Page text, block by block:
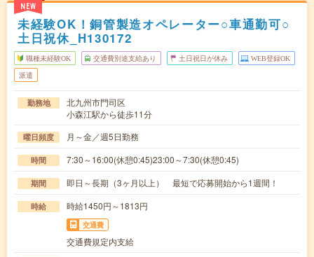
NEW
未経験OK！銅管製造オペレーター○車通勤可○
土日祝休_H130172
職種未経験OK 交通費別途支給あり 土日祝日が休み WEB登録OK
派遣
勤務地
北九州市門司区
小森江駅から徒歩11分
曜日頻度 月～金／週5日勤務
時間 7:30～16:00(休憩0:45)23:00～7:30(休憩0:45)
期間 即日～長期（3ヶ月以上） 最短で応募開始から1週間！
時給 時給1450円～1813円
交通費
交通費規定内支給